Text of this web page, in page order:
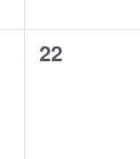
0
22